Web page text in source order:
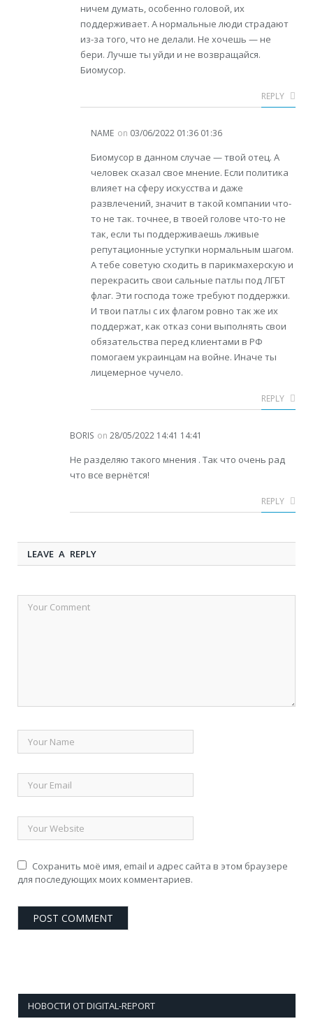
ничем думать, особенно головой, их
поддерживает. А нормальные люди страдают
из-за того, что не делали. Не хочешь — не
бери. Лучше ты уйди и не возвращайся.
Биомусор.
REPLY
NAME on 03/06/2022 01:36 01:36
Биомусор в данном случае — твой отец. А
человек сказал свое мнение. Если политика
влияет на сферу искусства и даже
развлечений, значит в такой компании что-
то не так. точнее, в твоей голове что-то не
так, если ты поддерживаешь лживые
репутационные уступки нормальным шагом.
А тебе советую сходить в парикмахерскую и
перекрасить свои сальные патлы под ЛГБТ
флаг. Эти господа тоже требуют поддержки.
И твои патлы с их флагом ровно так же их
поддержат, как отказ сони выполнять свои
обязательства перед клиентами в РФ
помогаем украинцам на войне. Иначе ты
лицемерное чучело.
REPLY
BORIS on 28/05/2022 14:41 14:41
Не разделяю такого мнения . Так что очень рад
что все вернётся!
REPLY
LEAVE A REPLY
Сохранить моё имя, email и адрес сайта в этом браузере
для последующих моих комментариев.
НОВОСТИ ОТ DIGITAL-REPORT